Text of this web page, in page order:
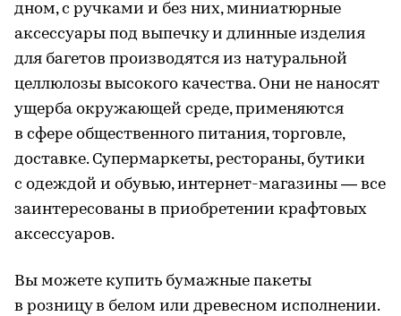
дном, с ручками и без них, миниатюрные
аксессуары под выпечку и длинные изделия
для багетов производятся из натуральной
целлюлозы высокого качества. Они не наносят
ущерба окружающей среде, применяются
в сфере общественного питания, торговле,
доставке. Супермаркеты, рестораны, бутики
с одеждой и обувью, интернет-магазины — все
заинтересованы в приобретении крафтовых
аксессуаров.
Вы можете купить бумажные пакеты
в розницу в белом или древесном исполнении.